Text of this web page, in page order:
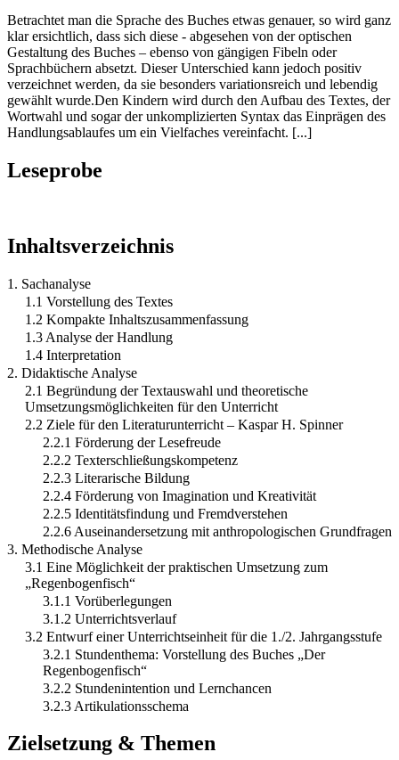
Betrachtet man die Sprache des Buches etwas genauer, so wird ganz
klar ersichtlich, dass sich diese - abgesehen von der optischen
Gestaltung des Buches – ebenso von gängigen Fibeln oder
Sprachbüchern absetzt. Dieser Unterschied kann jedoch positiv
verzeichnet werden, da sie besonders variationsreich und lebendig
gewählt wurde.Den Kindern wird durch den Aufbau des Textes, der
Wortwahl und sogar der unkomplizierten Syntax das Einprägen des
Handlungsablaufes um ein Vielfaches vereinfacht. [...]
Leseprobe
Inhaltsverzeichnis
1. Sachanalyse
1.1 Vorstellung des Textes
1.2 Kompakte Inhaltszusammenfassung
1.3 Analyse der Handlung
1.4 Interpretation
2. Didaktische Analyse
2.1 Begründung der Textauswahl und theoretische
Umsetzungsmöglichkeiten für den Unterricht
2.2 Ziele für den Literaturunterricht – Kaspar H. Spinner
2.2.1 Förderung der Lesefreude
2.2.2 Texterschließungskompetenz
2.2.3 Literarische Bildung
2.2.4 Förderung von Imagination und Kreativität
2.2.5 Identitätsfindung und Fremdverstehen
2.2.6 Auseinandersetzung mit anthropologischen Grundfragen
3. Methodische Analyse
3.1 Eine Möglichkeit der praktischen Umsetzung zum
„Regenbogenfisch“
3.1.1 Vorüberlegungen
3.1.2 Unterrichtsverlauf
3.2 Entwurf einer Unterrichtseinheit für die 1./2. Jahrgangsstufe
3.2.1 Stundenthema: Vorstellung des Buches „Der
Regenbogenfisch“
3.2.2 Stundenintention und Lernchancen
3.2.3 Artikulationsschema
Zielsetzung & Themen